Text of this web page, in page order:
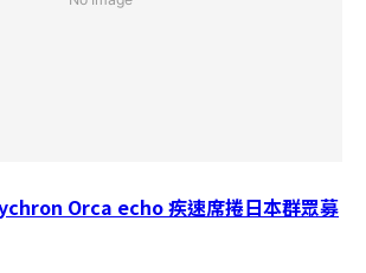
Orca echo 疾速席捲日本群眾募